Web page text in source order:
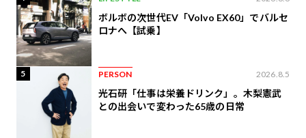
ボルボの次世代EV「Volvo EX60」でバルセ
ロナへ【試乗】
5 PERSON 2026.8.5
光石研「仕事は栄養ドリンク」。木梨憲武
との出会いで変わった65歳の日常